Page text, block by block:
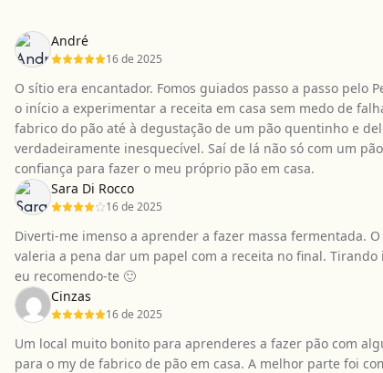
André
16 de 2025
O sítio era encantador. Fomos guiados passo a passo
o início a experimentar a receita em casa sem medo de
fabrico do pão até à degustação de um pão quentinho e
verdadeiramente inesquecível. Saí de lá não só com um
confiança para fazer o meu próprio pão em casa.
Sara Di Rocco
16 de 2025
Diverti-me imenso a aprender a fazer massa fermentada.
valeria a pena dar um papel com a receita no final.
eu recomendo-te 🙂
Cinzas
16 de 2025
Um local muito bonito para aprenderes a fazer pão com
para o my de fabrico de pão em casa. A melhor parte foi